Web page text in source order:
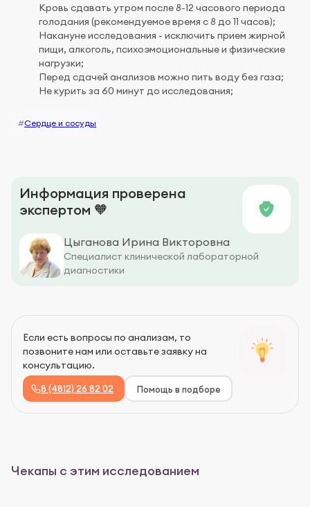
Кровь сдавать утром после 8-12 часового периода
голодания (рекомендуемое время с 8 до 11 часов);
Накануне исследования - исключить прием жирной
пищи, алкоголь, психоэмоциональные и физические
нагрузки;
Перед сдачей анализов можно пить воду без газа;
Не курить за 60 минут до исследования;
#Сердце и сосуды
Информация проверена
экспертом 🧡
Цыганова Ирина Викторовна
Специалист клинической лабораторной
диагностики
Если есть вопросы по анализам, то
позвоните нам или оставьте заявку на
консультацию.
8 (4812) 26 82 02 Помощь в подборе
Чекапы с этим исследованием